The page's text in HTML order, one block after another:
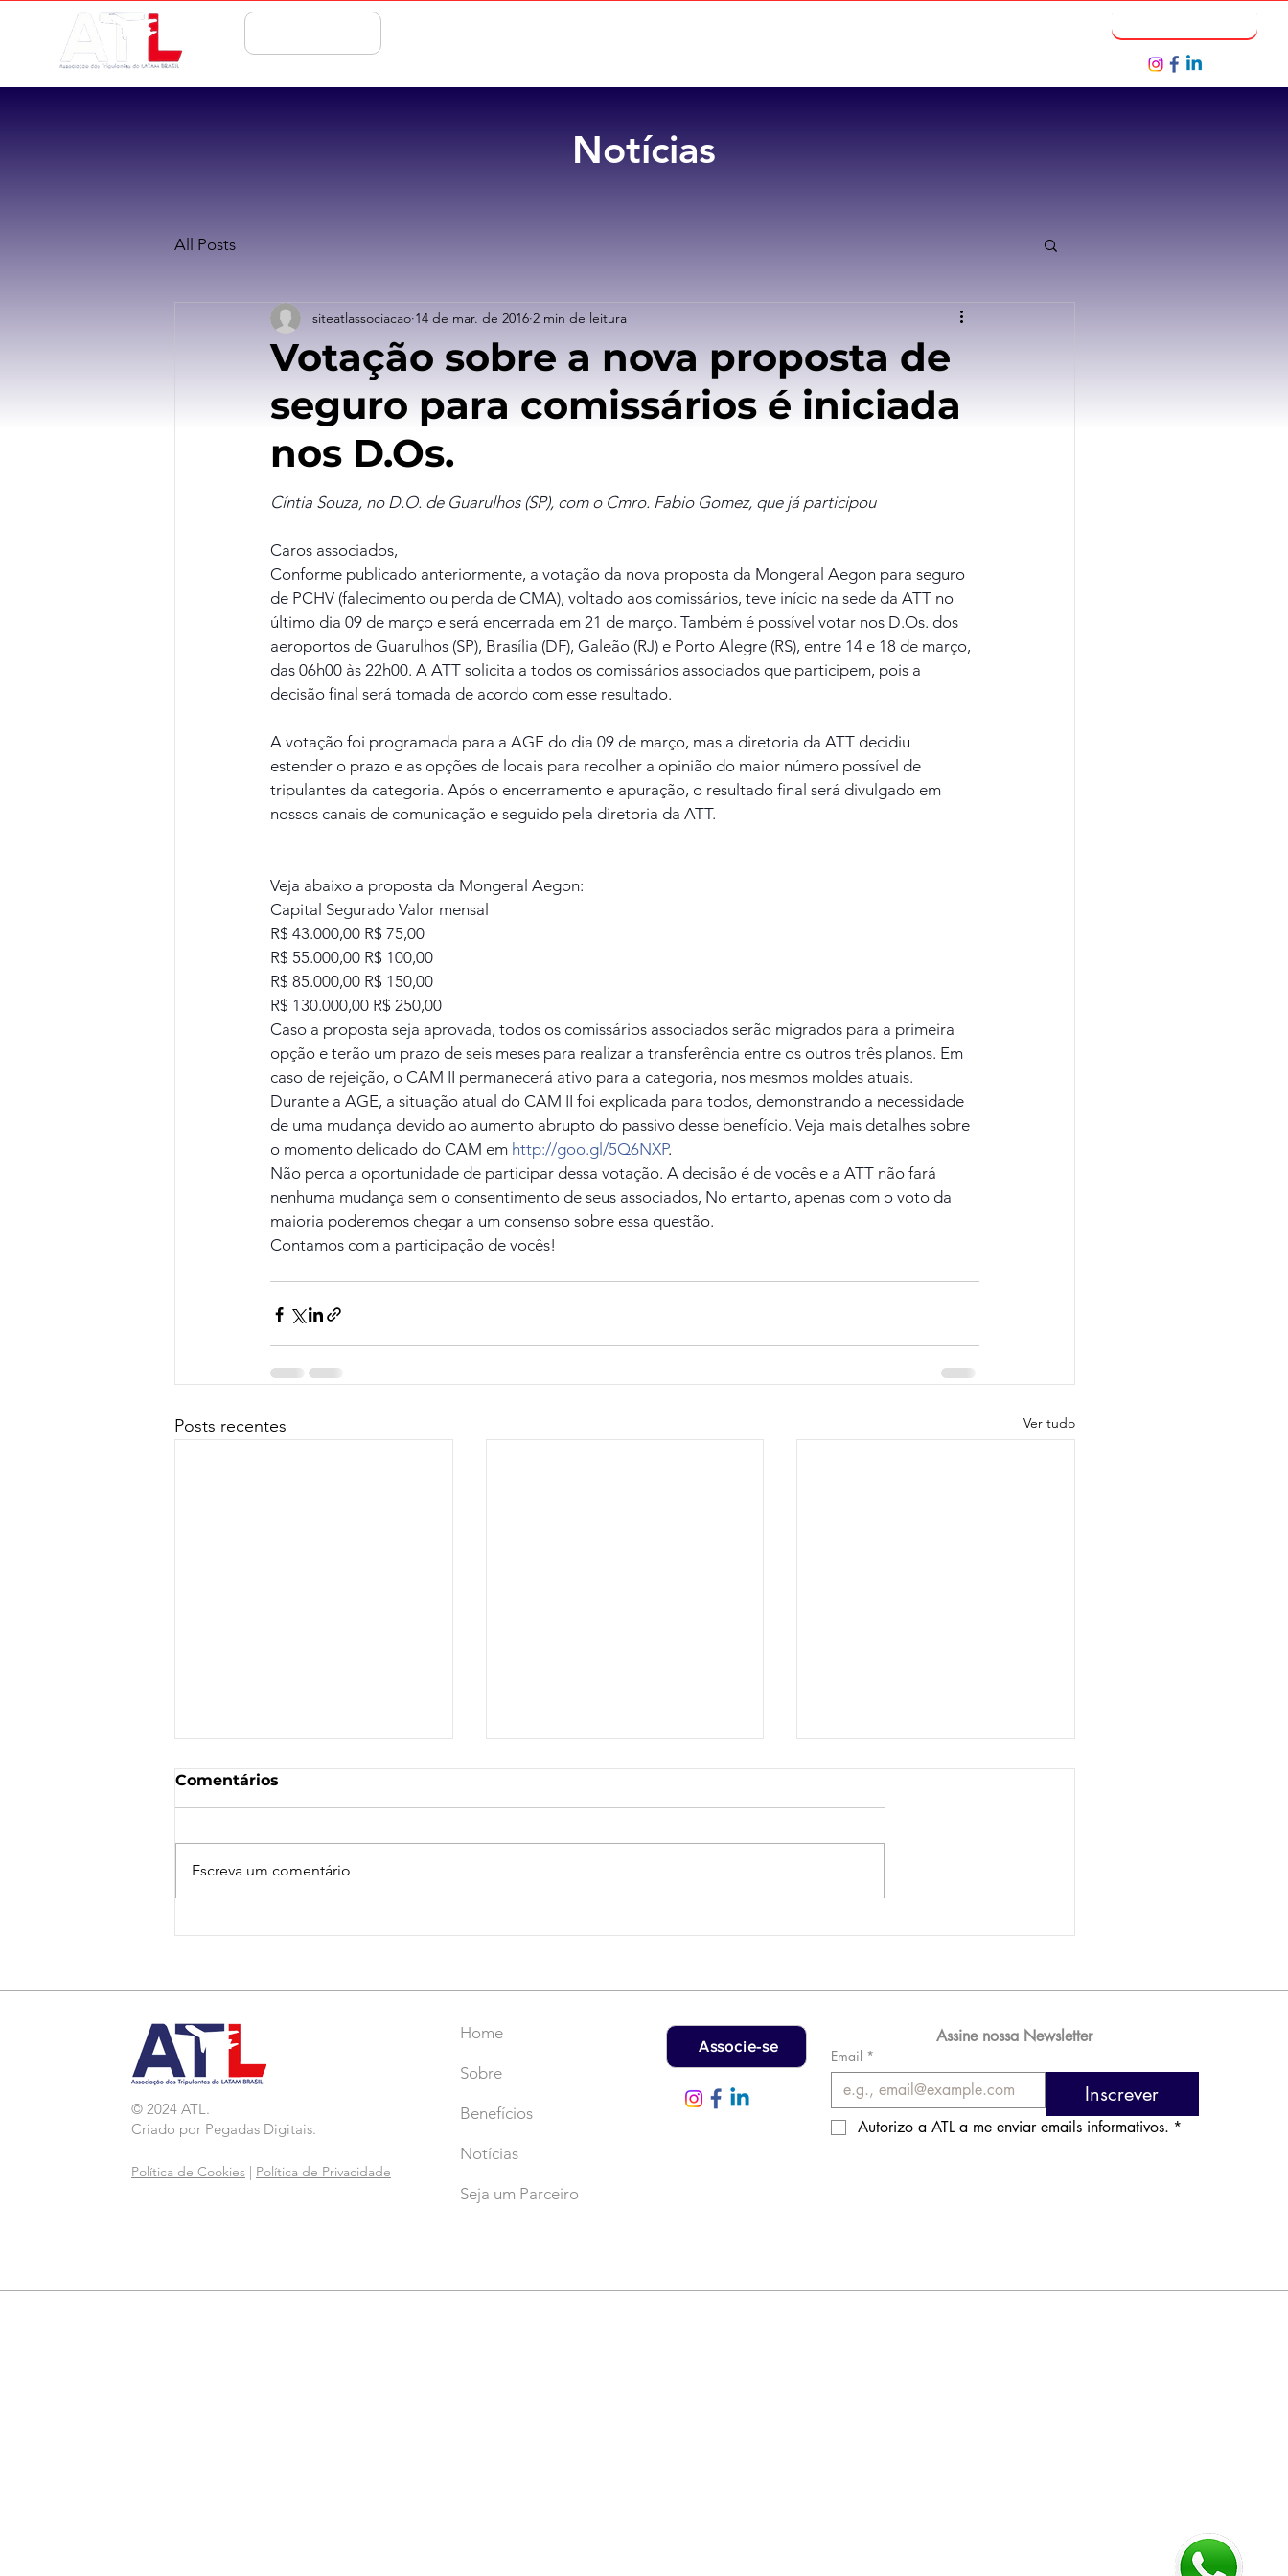
Notícias
All Posts
Votação sobre a nova proposta de
seguro para comissários é iniciada
nos D.Os.
siteatlassociacao 14 de mar. de 2016 2 min de leitura
Cíntia Souza, no D.O. de Guarulhos (SP), com o Cmro. Fabio Gomez, que já participou
Caros associados,
Conforme publicado anteriormente, a votação da nova proposta da Mongeral Aegon para seguro
de PCHV (falecimento ou perda de CMA), voltado aos comissários, teve início na sede da ATT no
último dia 09 de março e será encerrada em 21 de março. Também é possível votar nos D.Os. dos
aeroportos de Guarulhos (SP), Brasília (DF), Galeão (RJ) e Porto Alegre (RS), entre 14 e 18 de março,
das 06h00 às 22h00. A ATT solicita a todos os comissários associados que participem, pois a
decisão final será tomada de acordo com esse resultado.
A votação foi programada para a AGE do dia 09 de março, mas a diretoria da ATT decidiu
estender o prazo e as opções de locais para recolher a opinião do maior número possível de
tripulantes da categoria. Após o encerramento e apuração, o resultado final será divulgado em
nossos canais de comunicação e seguido pela diretoria da ATT.
Veja abaixo a proposta da Mongeral Aegon:
Capital Segurado Valor mensal
R$ 43.000,00 R$ 75,00
R$ 55.000,00 R$ 100,00
R$ 85.000,00 R$ 150,00
R$ 130.000,00 R$ 250,00
Caso a proposta seja aprovada, todos os comissários associados serão migrados para a primeira
opção e terão um prazo de seis meses para realizar a transferência entre os outros três planos. Em
caso de rejeição, o CAM II permanecerá ativo para a categoria, nos mesmos moldes atuais.
Durante a AGE, a situação atual do CAM II foi explicada para todos, demonstrando a necessidade
de uma mudança devido ao aumento abrupto do passivo desse benefício. Veja mais detalhes sobre
o momento delicado do CAM em http://goo.gl/5Q6NXP.
Não perca a oportunidade de participar dessa votação. A decisão é de vocês e a ATT não fará
nenhuma mudança sem o consentimento de seus associados, No entanto, apenas com o voto da
maioria poderemos chegar a um consenso sobre essa questão.
Contamos com a participação de vocês!
Posts recentes Ver tudo
Comentários
Escreva um comentário
© 2024 ATL.
Criado por Pegadas Digitais.
Política de Cookies Política de Privacidade
Home
Sobre
Benefícios
Notícias
Seja um Parceiro
Associe-se
Assine nossa Newsletter
Email *
Inscrever
Autorizo a ATL a me enviar emails informativos. *